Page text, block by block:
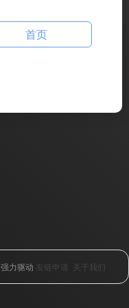
首页
强力驱动 友链申请 关于我们